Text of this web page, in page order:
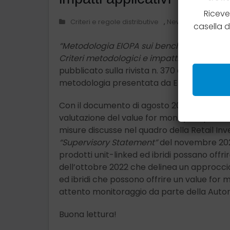
Criteri e regole distributive , News compliance
“Metodologia EIOPA sui benchmark di
Criteri metodologici e impatti applicativi.”
pubblicato sulla rivista n. 370 di
metodologia presentata da EIOPA.
Con il documento di agosto 2024, EIOPA
valutazione del value for money dei
misure discusse nel quadro della Retail
“Supervisory Statement”del novembre
prodotti unit-linked ed ibridi possano
dell’ottobre 2022 che delinea un
ed ibridi che possono offrire un value for
attento monitoraggio da parte della
Buona lettura!
casella